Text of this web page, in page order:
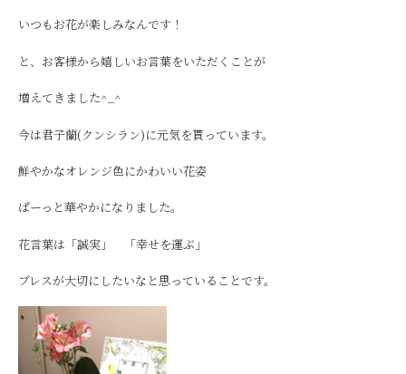
いつもお花が楽しみなんです！
と、お客様から嬉しいお言葉をいただくことが
増えてきました^_^
今は君子蘭(クンシラン)に元気を貰っています。
鮮やかなオレンジ色にかわいい花姿
ぱーっと華やかになりました。
花言葉は「誠実」 「幸せを運ぶ」
ブレスが大切にしたいなと思っていることです。